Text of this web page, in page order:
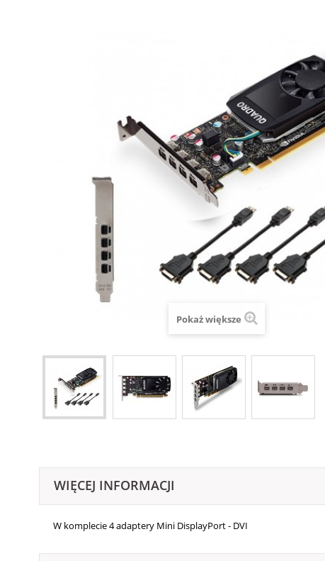
Pokaż większe
WIĘCEJ INFORMACJI
W komplecie 4 adaptery Mini DisplayPort - DVI